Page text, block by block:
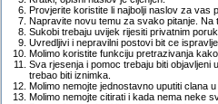
Provjerite koristite li najbolji naslov za vas
Napravite novu temu za svako pitanje. Na
Sukobi trebaju uvijek rijesiti privatnim
Uvredljivi i nepravilni postovi bit ce
Molimo koristite funkciju pretrazivanja
Sva rjesenja i pomoc trebaju biti objavljeni
trebao biti iznimka.
Molimo nemojte jednostavno uputiti clana
Molimo nemojte citirati i kada nema neke